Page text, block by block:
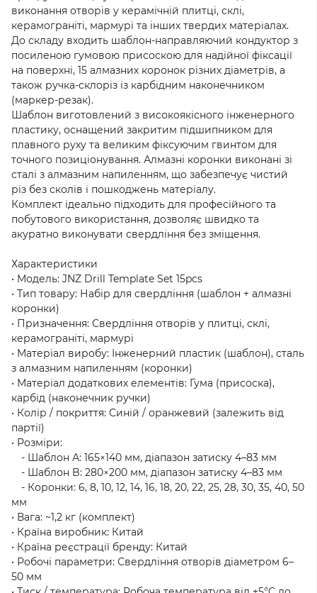
виконання отворів у керамічній плитці, склі,
керамограніті, мармурі та інших твердих матеріалах.
До складу входить шаблон-направляючий кондуктор з
посиленою гумовою присоскою для надійної фіксації
на поверхні, 15 алмазних коронок різних діаметрів, а
також ручка-склоріз із карбідним наконечником
(маркер-резак).
Шаблон виготовлений з високоякісного інженерного
пластику, оснащений закритим підшипником для
плавного руху та великим фіксуючим гвинтом для
точного позиціонування. Алмазні коронки виконані зі
сталі з алмазним напиленням, що забезпечує чистий
різ без сколів і пошкоджень матеріалу.
Комплект ідеально підходить для професійного та
побутового використання, дозволяє швидко та
акуратно виконувати свердління без зміщення.
Характеристики
• Модель: JNZ Drill Template Set 15pcs
• Тип товару: Набір для свердління (шаблон + алмазні
коронки)
• Призначення: Свердління отворів у плитці, склі,
керамограніті, мармурі
• Матеріал виробу: Інженерний пластик (шаблон), сталь
з алмазним напиленням (коронки)
• Матеріал додаткових елементів: Гума (присоска),
карбід (наконечник ручки)
• Колір / покриття: Синій / оранжевий (залежить від
партії)
• Розміри:
- Шаблон А: 165×140 мм, діапазон затиску 4–83 мм
- Шаблон B: 280×200 мм, діапазон затиску 4–83 мм
- Коронки: 6, 8, 10, 12, 14, 16, 18, 20, 22, 25, 28, 30, 35, 40, 50
мм
• Вага: ~1,2 кг (комплект)
• Країна виробник: Китай
• Країна реєстрації бренду: Китай
• Робочі параметри: Свердління отворів діаметром 6–
50 мм